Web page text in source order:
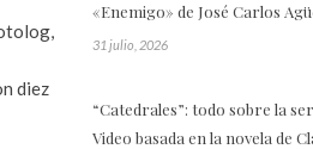
diez
«Enemigo» de José Carlos
31 julio, 2026
“Catedrales”: todo sobre la
Video basada en la novela de